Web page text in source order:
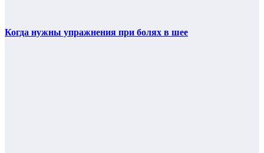
Когда нужны упражнения при болях в шее